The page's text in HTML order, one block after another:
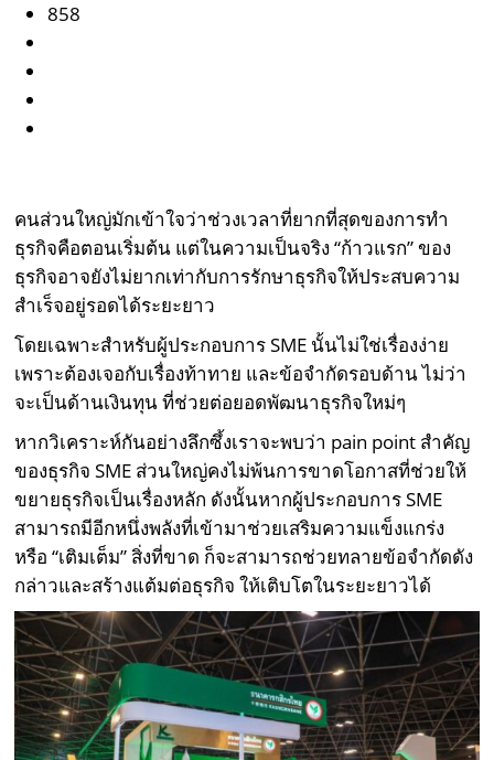
858
คนส่วนใหญ่มักเข้าใจว่าช่วงเวลาที่ยากที่สุดของการทำ
ธุรกิจคือตอนเริ่มต้น แต่ในความเป็นจริง “ก้าวแรก” ของ
ธุรกิจอาจยังไม่ยากเท่ากับการรักษาธุรกิจให้ประสบความ
สำเร็จอยู่รอดได้ระยะยาว
โดยเฉพาะสำหรับผู้ประกอบการ SME นั้นไม่ใช่เรื่องง่าย
เพราะต้องเจอกับเรื่องท้าทาย และข้อจำกัดรอบด้าน ไม่ว่า
จะเป็นด้านเงินทุน ที่ช่วยต่อยอดพัฒนาธุรกิจใหม่ๆ
หากวิเคราะห์กันอย่างลึกซึ้งเราจะพบว่า pain point สำคัญ
ของธุรกิจ SME ส่วนใหญ่คงไม่พ้นการขาดโอกาสที่ช่วยให้
ขยายธุรกิจเป็นเรื่องหลัก ดังนั้นหากผู้ประกอบการ SME
สามารถมีอีกหนึ่งพลังที่เข้ามาช่วยเสริมความแข็งแกร่ง
หรือ “เติมเต็ม” สิ่งที่ขาด ก็จะสามารถช่วยทลายข้อจำกัดดัง
กล่าวและสร้างแต้มต่อธุรกิจ ให้เติบโตในระยะยาวได้